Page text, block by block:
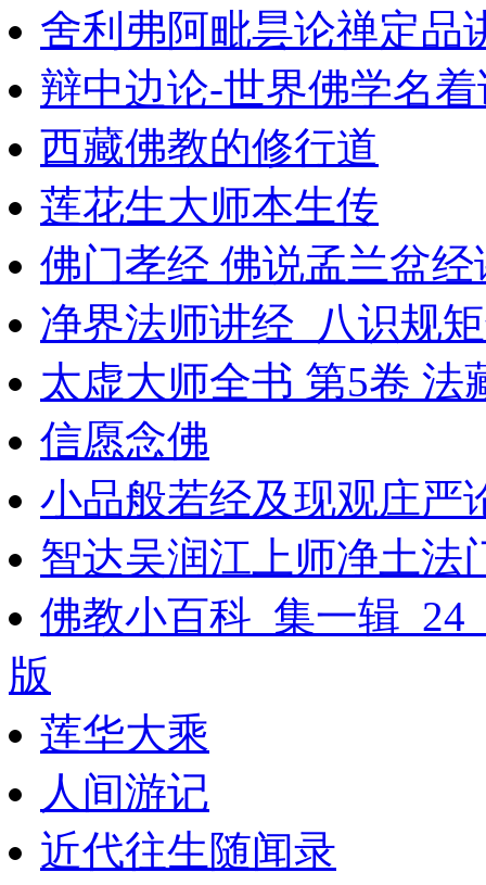
舍利弗阿毗昙论禅定品
辩中边论-世界佛学名
西藏佛教的修行道
莲花生大师本生传
佛门孝经 佛说孟兰盆经
净界法师讲经_八识规
太虚大师全书 第5卷 法
信愿念佛
小品般若经及现观庄严
智达吴润江上师净土法
佛教小百科_集一辑
版
莲华大乘
人间游记
近代往生随闻录